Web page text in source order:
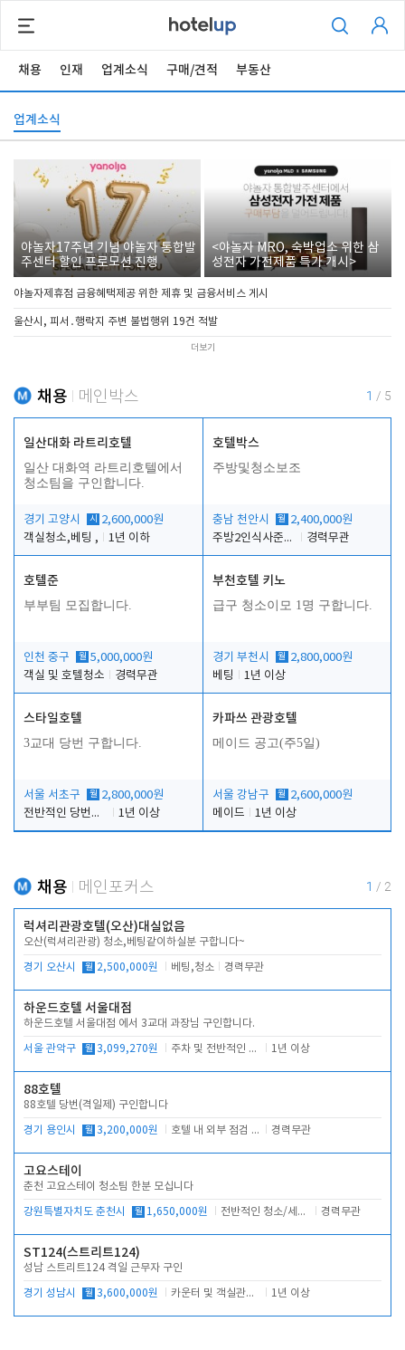
채용 인재 업계소식 구매/견적 부동산
업계소식
야놀자17주년 기념 야놀자 통합발
주센터 할인 프로모션 진행
<야놀자 MRO, 숙박업소 위한 삼
성전자 가전제품 특가 개시>
야놀자제휴점 금융혜택제공 위한 제휴 및 금융서비스 게시
울산시, 피서․행락지 주변 불법행위 19건 적발
더보기
채용 메인박스 1 / 5
일산대화 라트리호텔
일산 대화역 라트리호텔에서
청소팀을 구인합니다.
경기 고양시 시
2,600,000원
객실청소,베팅 ,
1년 이하
호텔박스
주방및청소보조
충남 천안시 월 2,400,000원
주방2인식사준비및청소린렌보조
경력무관
호텔준
부부팀 모집합니다.
인천 중구 월 5,000,000원
객실 및 호텔청소
경력무관
부천호텔 키노
급구 청소이모 1명 구합니다.
경기 부천시 월 2,800,000원
베팅
1년 이상
스타일호텔
3교대 당번 구합니다.
서울 서초구 월 2,800,000원
전반적인 당번업무
1년 이상
카파쓰 관광호텔
메이드 공고(주5일)
서울 강남구 월 2,600,000원
메이드
1년 이상
채용 메인포커스 1 / 2
럭셔리관광호텔(오산)대실없음
오산(럭셔리관광) 청소,베팅같이하실분 구합니다~
경기 오산시 월 2,500,000원 베팅,청소 경력무관
하운드호텔 서울대점
하운드호텔 서울대점 에서 3교대 과장님 구인합니다.
서울 관악구 월 3,099,270원 주차 및 전반적인 당번업무 1년 이상
88호텔
88호텔 당번(격일제) 구인합니다
경기 용인시 월 3,200,000원 호텔 내 외부 점검 및 프런트 운영 경력무관
고요스테이
춘천 고요스테이 청소팀 한분 모십니다
강원특별자치도 춘천시 월 1,650,000원 전반적인 청소/세탁업무 경력무관
ST124(스트리트124)
성남 스트리트124 격일 근무자 구인
경기 성남시 월 3,600,000원 카운터 및 객실관리 전반 1년 이상